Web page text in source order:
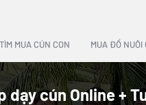
TÌM MUA CÚN CON MUA ĐỒ NUÔI
dạy cún Online +